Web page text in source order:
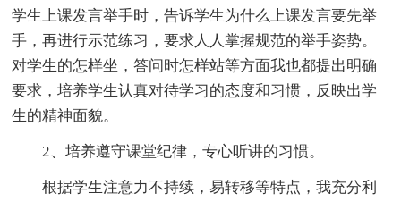
学生上课发言举手时，告诉学生为什么上课发言要先举
手，再进行示范练习，要求人人掌握规范的举手姿势。
对学生的怎样坐，答问时怎样站等方面我也都提出明确
要求，培养学生认真对待学习的态度和习惯，反映出学
生的精神面貌。
2、培养遵守课堂纪律，专心听讲的习惯。
根据学生注意力不持续，易转移等特点，我充分利